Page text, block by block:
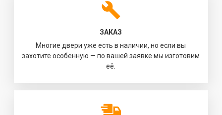
ЗАКАЗ
Многие двери уже есть в наличии, но если вы
захотите особенную — по вашей заявке мы изготовим
её.